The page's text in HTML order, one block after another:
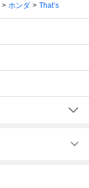
ホンダ That’s